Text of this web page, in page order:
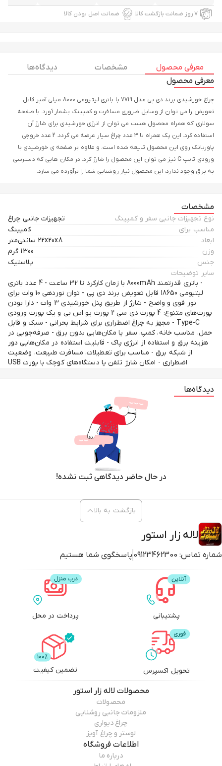
۷ روز ضمانت بازگشت کالا ضمانت اصل بودن کالا
معرفی محصول مشخصات
دیدگاه ها
معرفی محصول
چراغ خورشیدی برند دی پی مدل 7719 با باتری لیتیومی 8000 میلی آمپر قابل
تعویض را می توان از وسایل ضروری مسافرت و کمپینگ بشمار آورد. با صفحه
سولاری که همراه محصول هست می توان از انرژی خورشیدی برای شارژ آن
استفاده کرد. این پک همراه با 3 عدد چراغ سیار عرضه می گردد. 2 عدد خروجی
پاوربانک روی این محصول تبیعه شده است. و علاوه بر صفحه ی خورشیدی با
ورودی تایپ C نیز می توان این محصول را شارژ کرد. در مکان هایی که دسترسی
به برق وجود ندارد، این محصول نیاز روشنایی شما را برآورده می سازد.
مشخصات
نوع تجهیزات جانبی سفر و کمپینگ
تجهیزات جانبی چراغ
مناسب برای
کمپینگ
ابعاد
22x20x8 سانتی‌متر
وزن
1300 گرم
جنس
پلاستیک
سایر توضیحات
- باتری قدرتمند 8000mAh با زمان کارکرد تا 32 ساعت - 4 عدد باتری
لیتیومی 18650 قابل تعویض برند دی پی - توان نوردهی 10 وات برای
نور قوی و واضح - شارژ از طریق پنل خورشیدی 3 وات - دارا بودن
پورت‌های متنوع: 4 پورت دی سی 2 پورت یو اس بی و یک پورت ورودی
Type-C - مجهز به چراغ اضطراری برای شرایط بحرانی - سبک و قابل
حمل، مناسب خانه، کمپ، سفر یا مکان‌هایی بدون برق - صرفه‌جویی در
هزینه برق و استفاده از انرژی پاک - قابلیت استفاده در مکان‌هایی دور
از شبکه برق - مناسب برای تعطیلات، مسافرت طبیعت، وضعیت
اضطراری - امکان شارژ تلفن یا دستگاه‌های کوچک با پورت USB
دیدگاه‌ها
در حال حاضر دیدگاهی ثبت نشده!
لاله زار استور
شماره تماس: 09123462300 پاسخگوی شما هستیم
بازگشت به بالا
پشتیبانی پرداخت در محل
تحویل اکسپرس تضمین کیفیت
محصولاتلاله زار استور
محصولات
ملزومات جانبی روشنایی
چراغ دیواری
لوستر و چراغ آویز
اطلاعات فروشگاه
درباره ما